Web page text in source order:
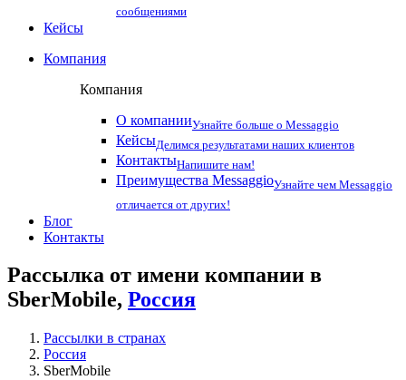
сообщениями
Кейсы
Компания
Компания
О компанииУзнайте больше о Messaggio
КейсыДелимся результатами наших клиентов
КонтактыНапишите нам!
Преимущества MessaggioУзнайте чем Messaggio
отличается от других!
Блог
Контакты
Рассылка от имени компании в
SberMobile, Россия
Рассылки в странах
Россия
SberMobile